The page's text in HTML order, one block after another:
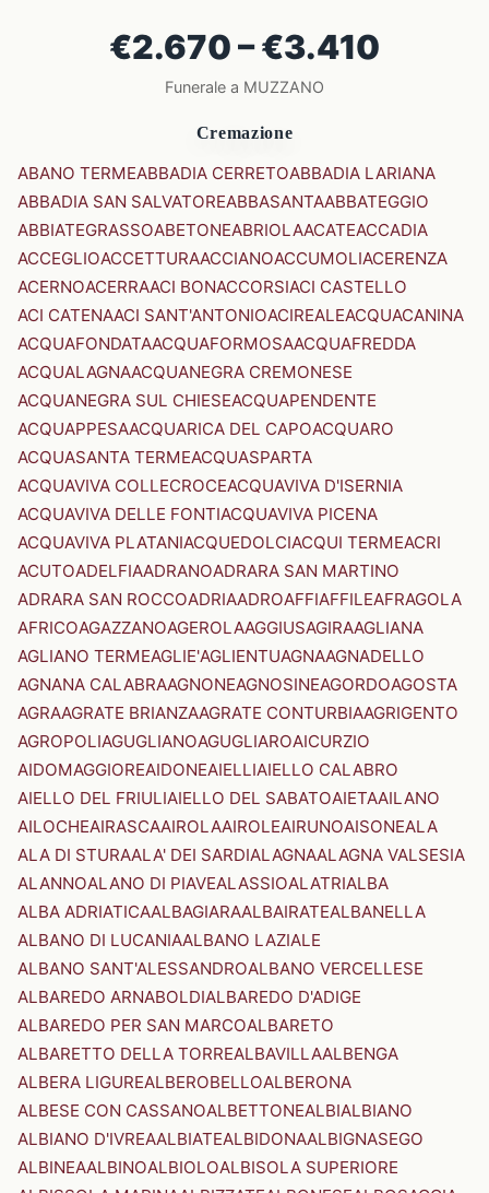
€2.670 – €3.410
Funerale a MUZZANO
Cremazione
ABANO TERMEABBADIA CERRETOABBADIA LARIANA
ABBADIA SAN SALVATOREABBASANTAABBATEGGIO
ABBIATEGRASSOABETONEABRIOLAACATEACCADIA
ACCEGLIOACCETTURAACCIANOACCUMOLIACERENZA
ACERNOACERRAACI BONACCORSIACI CASTELLO
ACI CATENAACI SANT'ANTONIOACIREALEACQUACANINA
ACQUAFONDATAACQUAFORMOSAACQUAFREDDA
ACQUALAGNAACQUANEGRA CREMONESE
ACQUANEGRA SUL CHIESEACQUAPENDENTE
ACQUAPPESAACQUARICA DEL CAPOACQUARO
ACQUASANTA TERMEACQUASPARTA
ACQUAVIVA COLLECROCEACQUAVIVA D'ISERNIA
ACQUAVIVA DELLE FONTIACQUAVIVA PICENA
ACQUAVIVA PLATANIACQUEDOLCIACQUI TERMEACRI
ACUTOADELFIAADRANOADRARA SAN MARTINO
ADRARA SAN ROCCOADRIAADROAFFIAFFILEAFRAGOLA
AFRICOAGAZZANOAGEROLAAGGIUSAGIRAAGLIANA
AGLIANO TERMEAGLIE'AGLIENTUAGNAAGNADELLO
AGNANA CALABRAAGNONEAGNOSINEAGORDOAGOSTA
AGRAAGRATE BRIANZAAGRATE CONTURBIAAGRIGENTO
AGROPOLIAGUGLIANOAGUGLIAROAICURZIO
AIDOMAGGIOREAIDONEAIELLIAIELLO CALABRO
AIELLO DEL FRIULIAIELLO DEL SABATOAIETAAILANO
AILOCHEAIRASCAAIROLAAIROLEAIRUNOAISONEALA
ALA DI STURAALA' DEI SARDIALAGNAALAGNA VALSESIA
ALANNOALANO DI PIAVEALASSIOALATRIALBA
ALBA ADRIATICAALBAGIARAALBAIRATEALBANELLA
ALBANO DI LUCANIAALBANO LAZIALE
ALBANO SANT'ALESSANDROALBANO VERCELLESE
ALBAREDO ARNABOLDIALBAREDO D'ADIGE
ALBAREDO PER SAN MARCOALBARETO
ALBARETTO DELLA TORREALBAVILLAALBENGA
ALBERA LIGUREALBEROBELLOALBERONA
ALBESE CON CASSANOALBETTONEALBIALBIANO
ALBIANO D'IVREAALBIATEALBIDONAALBIGNASEGO
ALBINEAALBINOALBIOLOALBISOLA SUPERIORE